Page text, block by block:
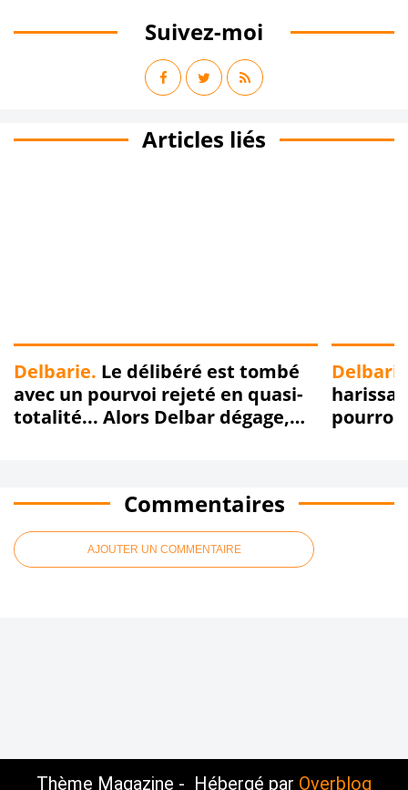
Suivez-moi
Articles liés
Delbarie. Le délibéré est tombé
avec un pourvoi rejeté en quasi-
totalité... Alors Delbar dégage,
harissa,
Commentaires
AJOUTER UN COMMENTAIRE
Thème Magazine - Hébergé par Overblog